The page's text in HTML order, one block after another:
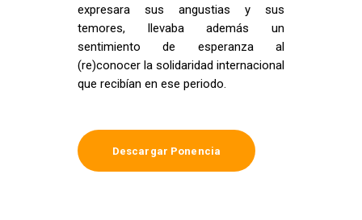
expresara sus angustias y sus
temores, llevaba además un
sentimiento de esperanza al
(re)conocer la solidaridad internacional
que recibían en ese periodo.
Descargar Ponencia